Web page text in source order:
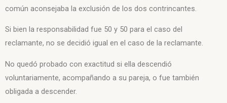
común aconsejaba la exclusión de los dos contrincantes.
Si bien la responsabilidad fue 50 y 50 para el caso del
reclamante, no se decidió igual en el caso de la reclamante.
No quedó probado con exactitud si ella descendió
voluntariamente, acompañando a su pareja, o fue también
obligada a descender.